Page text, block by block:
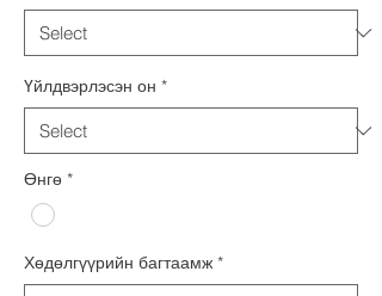
Үйлдвэрлэсэн он *
Өнгө *
Хөдөлгүүрийн багтаамж *